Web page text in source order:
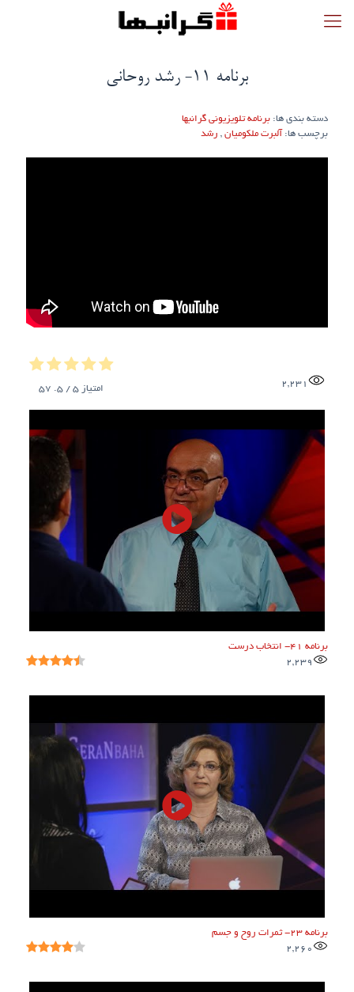
برنامه ۱۱- رشد روحانی
دسته بندی ها: برنامه تلویزیونی گرانبها
برچسب ها: آلبرت ملکومیان , رشد
2,231 امتیاز 5
/ 5.
57
برنامه ۴۱- انتخاب درست
2,239
برنامه ۲۳- ثمرات روح و جسم
2,260